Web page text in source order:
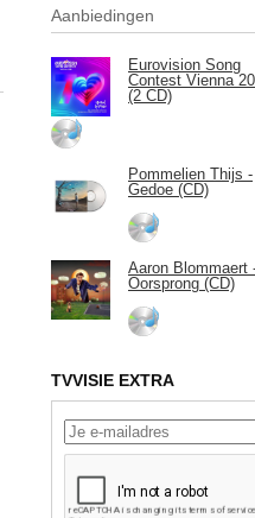
Aanbiedingen
Eurovision Song
Contest Vienna
(2 CD)
Pommelien Thijs -
Gedoe (CD)
Aaron Blommaert
Oorsprong (CD)
TVVISIE EXTRA